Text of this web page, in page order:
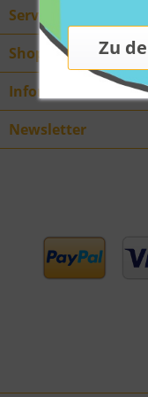
Service Hotline
Shop Service
Informationen
Newsletter